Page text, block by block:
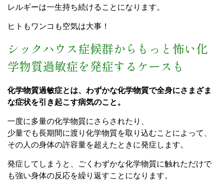
レルギーは一生持ち続けることになります。
ヒトもワンコも空気は大事！
シックハウス症候群からもっと怖い化
学物質過敏症を発症するケースも
化学物質過敏症とは、わずかな化学物質で全身にさまざま
な症状を引き起こす病気のこと。
一度に多量の化学物質にさらされたり、
少量でも長期間に渡り化学物質を取り込むことによって、
その人の身体の許容量を超えたときに発症します。
発症してしまうと、ごくわずかな化学物質に触れただけで
も強い身体の反応を繰り返すことになります。